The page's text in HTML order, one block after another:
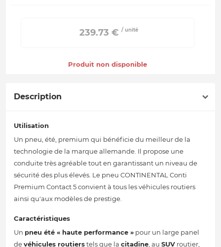
239.73 € / unité
Produit non disponible
Description
Utilisation
Un pneu, été, premium qui bénéficie du meilleur de la
technologie de la marque allemande. Il propose une
conduite très agréable tout en garantissant un niveau de
sécurité des plus élevés. Le pneu CONTINENTAL Conti
Premium Contact 5 convient à tous les véhicules routiers
ainsi qu'aux modèles de prestige.
Caractéristiques
Un pneu été « haute performance » pour un large panel
devéhicules routierstels que la citadine, au SUV routier,